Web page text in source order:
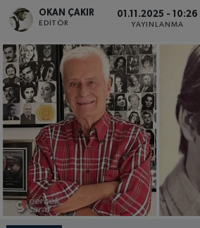
OKAN ÇAKIR
EDITÖR
01.11.2025 - 10:26
YAYINLANMA
YAŞAM
YEMEK